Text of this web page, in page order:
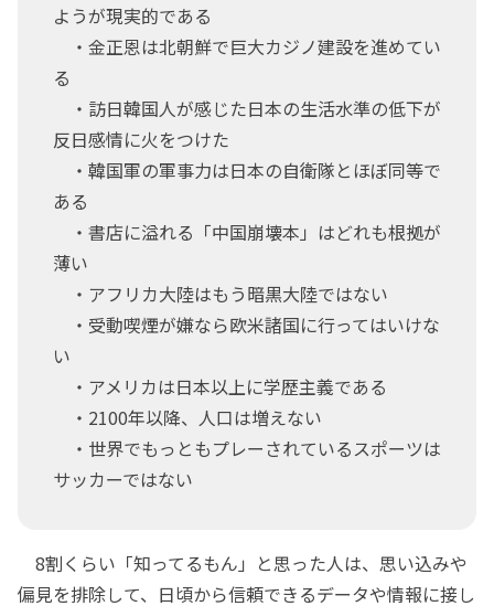
ようが現実的である
・金正恩は北朝鮮で巨大カジノ建設を進めてい
る
・訪日韓国人が感じた日本の生活水準の低下が
反日感情に火をつけた
・韓国軍の軍事力は日本の自衛隊とほぼ同等で
ある
・書店に溢れる「中国崩壊本」はどれも根拠が
薄い
・アフリカ大陸はもう暗黒大陸ではない
・受動喫煙が嫌なら欧米諸国に行ってはいけな
い
・アメリカは日本以上に学歴主義である
・2100年以降、人口は増えない
・世界でもっともプレーされているスポーツは
サッカーではない
8割くらい「知ってるもん」と思った人は、思い込みや
偏見を排除して、日頃から信頼できるデータや情報に接し